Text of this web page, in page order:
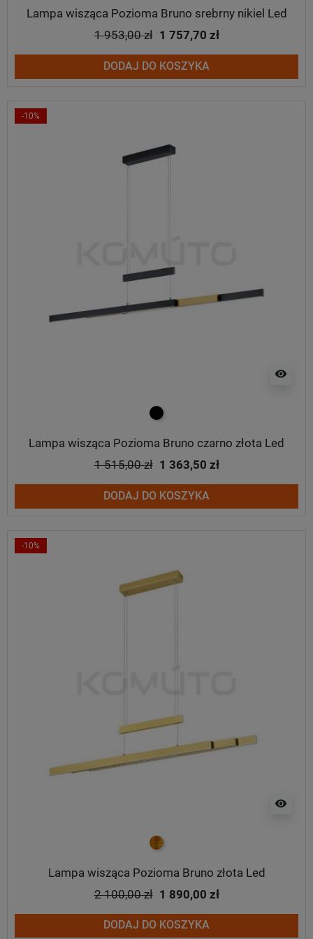
Lampa wisząca Pozioma Bruno srebrny nikiel Led
1 953,00 zł 1 757,70 zł
DODAJ DO KOSZYKA
-10%
visibility
czarny
Lampa wisząca Pozioma Bruno czarno złota Led
1 515,00 zł 1 363,50 zł
DODAJ DO KOSZYKA
-10%
visibility
złoty
Lampa wisząca Pozioma Bruno złota Led
2 100,00 zł 1 890,00 zł
DODAJ DO KOSZYKA